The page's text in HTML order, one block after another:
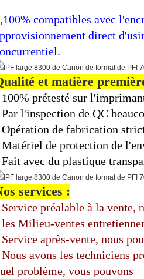
compatibles avec
direct
et matière
100% prétesté sur
Par l'inspection de QC
Opération de fabrication
Matériel de protection de
Fait avec du plastique
services :
Service préalable à la vente,
les Milieu-ventes
Service après-vente, nous
Nous avons les techniciens
problème, vous pouvons